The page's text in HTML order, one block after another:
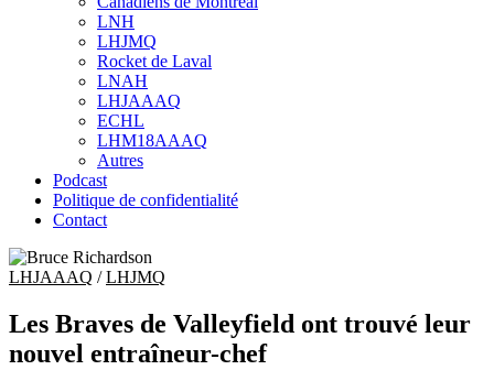
sub
menu
LNH
LHJMQ
Rocket de Laval
LNAH
LHJAAAQ
ECHL
LHM18AAAQ
Autres
Podcast
Politique de confidentialité
Contact
LHJAAAQ /LHJMQ
Les Braves de Valleyfield ont trouvé leur
nouvel entraîneur-chef